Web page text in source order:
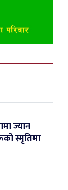
ज्यान
स्मृतिमा